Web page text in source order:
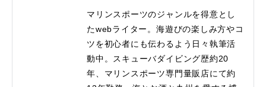
マリンスポーツのジャンルを得意とし
たwebライター。海遊びの楽しみ方やコ
ツを初心者にも伝わるよう日々執筆活
動中。スキューバダイビング歴約20
年、マリンスポーツ専門量販店にて約